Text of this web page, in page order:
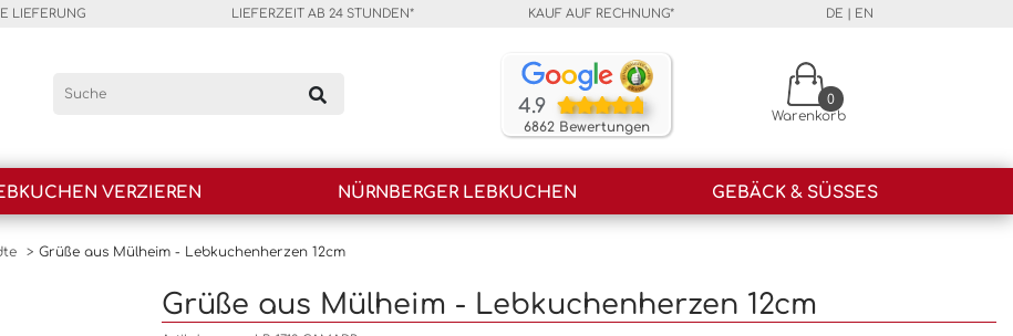
LIEFERUNG LIEFERZEIT AB 24 STUNDEN* KAUF AUF RECHNUNG* DE | EN
Unsere Kunden bewerten unsere Produkte und
4.9
6862 Bewertungen
Warenkorb
0
VERZIEREN NÜRNBERGER LEBKUCHEN GEBÄCK & SÜSSES
> Grüße aus Mülheim - Lebkuchenherzen 12cm
Grüße aus Mülheim - Lebkuchenherzen 12cm